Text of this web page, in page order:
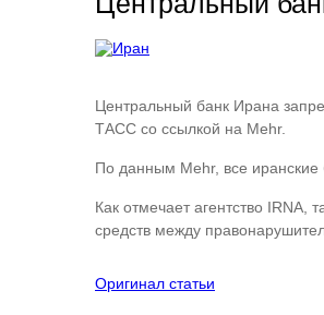
Центральный банк Ирана
ТАСС со ссылкой на Mehr.
По данным Mehr, все
Как отмечает агентство IRNA,
средств между
Оригинал статьи